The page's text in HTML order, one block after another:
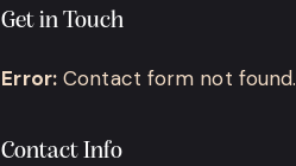
Get in Touch
Error: Contact form not found.
Contact Info